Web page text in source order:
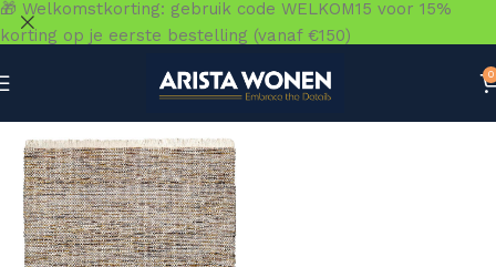
0
🎁 Welkomstkorting: gebruik code WELKOM15 voor 15%
korting op je eerste bestelling (vanaf €150)